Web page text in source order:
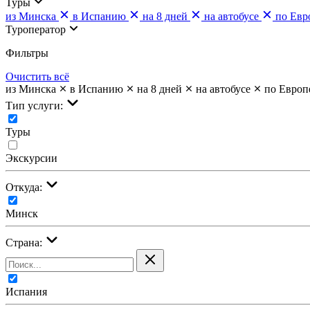
из Минска
в Испанию на 8 дней на автобусе
по
Туроператор
Фильтры
Очистить всё
из Минска
в Испанию на 8 дней на автобусе
по
Тип услуги:
Туры
Экскурсии
Откуда:
Минск
Страна:
Испания